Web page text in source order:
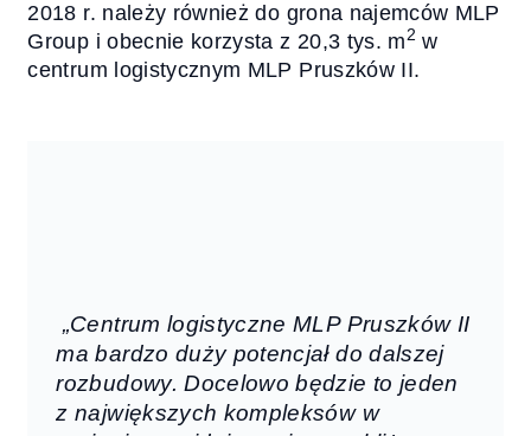
2018 r. należy również do grona najemców MLP
Group i obecnie korzysta z 20,3 tys. m2 w
centrum logistycznym MLP Pruszków II.
„Centrum logistyczne MLP Pruszków II
ma bardzo duży potencjał do dalszej
rozbudowy. Docelowo będzie to jeden
z największych kompleksów w